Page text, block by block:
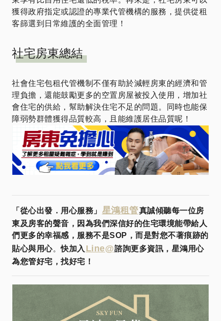
獲得政府指定或認證的專業代管機構的服務，提供從租
客篩選到日常維護的全面管理！
社宅房東總結
社會住宅包租代管機制不僅有助於減輕房東的經濟和管
理負擔，還能鼓勵更多的空置房屋被投入使用，增加社
會住宅的供給，幫助解決住宅不足的問題。同時也能保
障弱勢群體獲得品質較高，且能維護居住品質呢！
「從心出發．用心服務」 星鴻租管真誠傾聽每一位房
東及房客的聲音，因為我們深信好的住宅環境能帶給人
們更多的幸福感，服務不是SOP，而是對您不著痕跡的
貼心與用心。快加入 Line@諮詢更多資訊，星鴻用心
為您管好宅，找好宅！